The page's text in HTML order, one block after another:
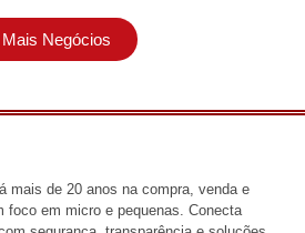
Mais Negócios
mais de 20 anos na compra, venda e
foco em micro e pequenas. Conecta